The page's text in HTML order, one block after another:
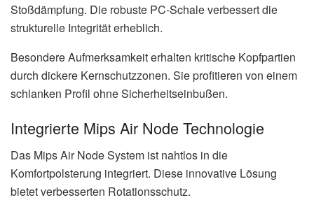
Stoßdämpfung. Die robuste PC-Schale verbessert die
strukturelle Integrität erheblich.
Besondere Aufmerksamkeit erhalten kritische Kopfpartien
durch dickere Kernschutzzonen. Sie profitieren von einem
schlanken Profil ohne Sicherheitseinbußen.
Integrierte Mips Air Node Technologie
Das Mips Air Node System ist nahtlos in die
Komfortpolsterung integriert. Diese innovative Lösung
bietet verbesserten Rotationsschutz.